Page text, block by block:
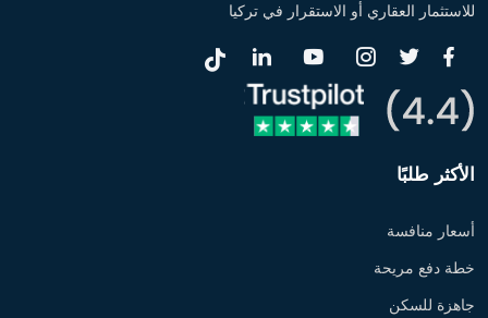
للاستثمار العقاري أو الاستقرار في تركيا
الأكثر طلبًا
أسعار منافسة
خطة دفع مريحة
جاهزة للسكن